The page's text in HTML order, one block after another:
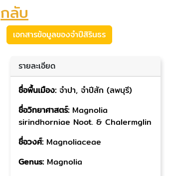
กลับ
เอกสารข้อมูลของจำปีสิรินธร
รายละเอียด
ชื่อพื้นเมือง: จำปา, จำปีสัก (ลพบุรี)
ชื่อวิทยาศาสตร์: Magnolia
sirindhorniae Noot. & Chalermglin
ชื่อวงศ์: Magnoliaceae
Genus: Magnolia